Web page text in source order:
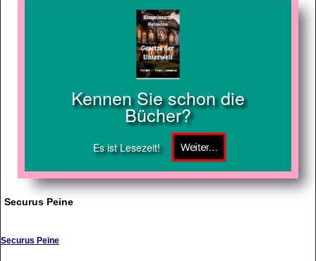
Kennen Sie schon die
Bücher?
Es ist Lesezeit!
Securus Peine
Securus Peine